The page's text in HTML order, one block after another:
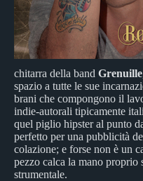
chitarra della band Grenuille
spazio a tutte le sue
brani che compongono il
indie-autorali tipicamente
quel piglio hipster al punto
perfetto per una pubblicità
colazione; e forse non è un
pezzo calca la mano proprio
strumentale.